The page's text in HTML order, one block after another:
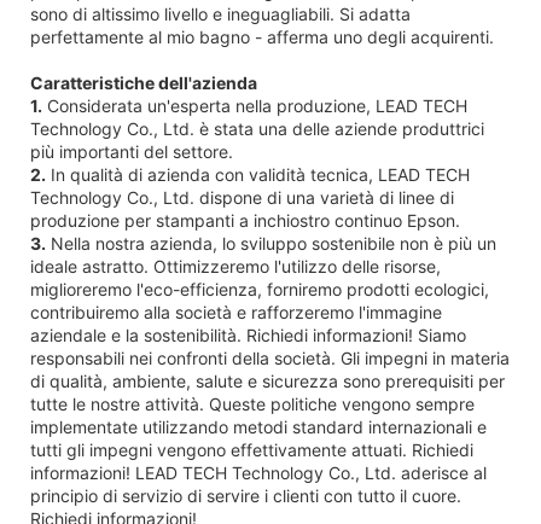
sono di altissimo livello e ineguagliabili. Si adatta
perfettamente al mio bagno - afferma uno degli acquirenti.
Caratteristiche dell'azienda
1. Considerata un'esperta nella produzione, LEAD TECH
Technology Co., Ltd. è stata una delle aziende produttrici
più importanti del settore.
2. In qualità di azienda con validità tecnica, LEAD TECH
Technology Co., Ltd. dispone di una varietà di linee di
produzione per stampanti a inchiostro continuo Epson.
3. Nella nostra azienda, lo sviluppo sostenibile non è più un
ideale astratto. Ottimizzeremo l'utilizzo delle risorse,
miglioreremo l'eco-efficienza, forniremo prodotti ecologici,
contribuiremo alla società e rafforzeremo l'immagine
aziendale e la sostenibilità. Richiedi informazioni! Siamo
responsabili nei confronti della società. Gli impegni in materia
di qualità, ambiente, salute e sicurezza sono prerequisiti per
tutte le nostre attività. Queste politiche vengono sempre
implementate utilizzando metodi standard internazionali e
tutti gli impegni vengono effettivamente attuati. Richiedi
informazioni! LEAD TECH Technology Co., Ltd. aderisce al
principio di servizio di servire i clienti con tutto il cuore.
Richiedi informazioni!